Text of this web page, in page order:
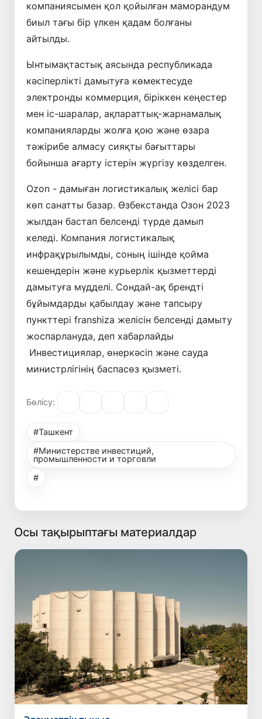
компаниясымен қол қойылған маморандум
биыл тағы бір үлкен қадам болғаны
айтылды.
Ынтымақтастық аясында республикада
кәсіперлікті дамытуға көмектесуде
электронды коммерция, біріккен кеңестер
мен іс-шаралар, ақпараттық-жарнамалық
компанияларды жолға қою және өзара
тәжірибе алмасу сияқты бағыттары
бойынша ағарту істерін жүргізу көзделген.
Ozon - дамыған логистикалық желісі бар
көп санатты базар. Өзбекстанда Озон 2023
жылдан бастап белсенді түрде дамып
келеді. Компания логистикалық
инфрақұрылымды, соның ішінде қойма
кешендерін және курьерлік қызметтерді
дамытуға мүдделі. Сондай-ақ брендті
бұйымдарды қабылдау және тапсыру
пункттері franshiza желісін белсенді дамыту
жоспарлануда, деп хабарлайды
Инвестициялар, өнеркәсіп және сауда
министрлігінің баспасөз қызметі.
Бөлісу:
#Ташкент
#Министерстве инвестиций,
промышленности и торговли
#
Осы тақырыптағы материалдар